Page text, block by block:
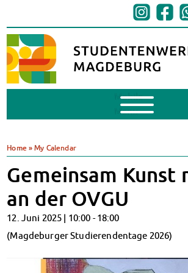
Mobile
Menu
BAföG beantragen
BAföG-FAQs
Dokumente
BAföG-Sprechstunden
Kredite & Stipendien
AnsprechpartnerInnen
Mensen & Cafeterien
JoGo – Studibar + Eventspace
Home »My Calendar
Gemeinsam Kunst
an der OVGU
12. Juni 2025 | 10:00 -18:00
(Magdeburger Studierendentage 2026)